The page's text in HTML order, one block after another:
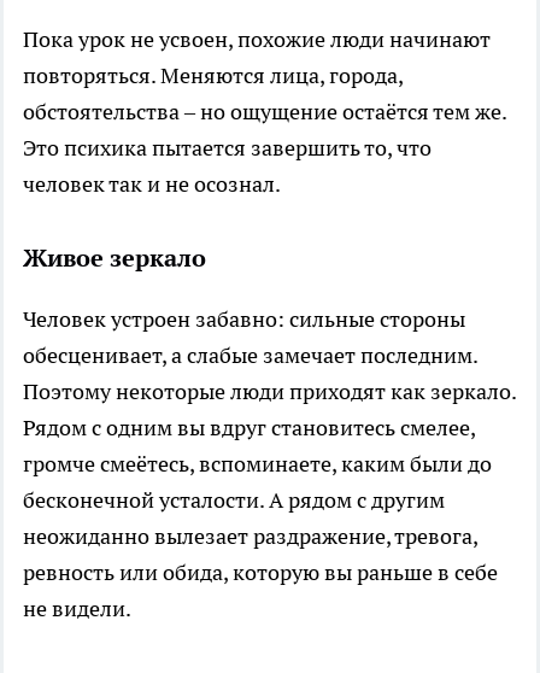
Пока урок не усвоен, похожие люди начинают
повторяться. Меняются лица, города,
обстоятельства – но ощущение остаётся тем же.
Это психика пытается завершить то, что
человек так и не осознал.
Живое зеркало
Человек устроен забавно: сильные стороны
обесценивает, а слабые замечает последним.
Поэтому некоторые люди приходят как зеркало.
Рядом с одним вы вдруг становитесь смелее,
громче смеётесь, вспоминаете, каким были до
бесконечной усталости. А рядом с другим
неожиданно вылезает раздражение, тревога,
ревность или обида, которую вы раньше в себе
не видели.